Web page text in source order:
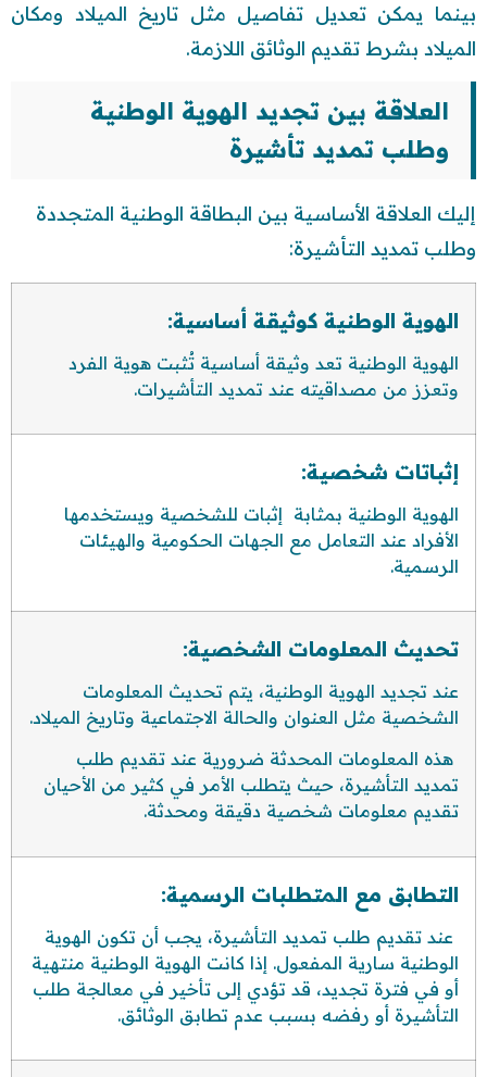
بينما يمكن تعديل تفاصيل مثل تاريخ الميلاد ومكان
الميلاد بشرط تقديم الوثائق اللازمة.
العلاقة بين تجديد الهوية الوطنية
وطلب تمديد تأشيرة
إليك العلاقة الأساسية بين البطاقة الوطنية المتجددة
وطلب تمديد التأشيرة:
الهوية الوطنية كوثيقة أساسية:
الهوية الوطنية تعد وثيقة أساسية تُثبت هوية الفرد
وتعزز من مصداقيته عند تمديد التأشيرات.
إثباتات شخصية:
الهوية الوطنية بمثابة إثبات للشخصية ويستخدمها
الأفراد عند التعامل مع الجهات الحكومية والهيئات
الرسمية.
تحديث المعلومات الشخصية:
عند تجديد الهوية الوطنية، يتم تحديث المعلومات
الشخصية مثل العنوان والحالة الاجتماعية وتاريخ الميلاد.
هذه المعلومات المحدثة ضرورية عند تقديم طلب
تمديد التأشيرة، حيث يتطلب الأمر في كثير من الأحيان
تقديم معلومات شخصية دقيقة ومحدثة.
التطابق مع المتطلبات الرسمية:
عند تقديم طلب تمديد التأشيرة، يجب أن تكون الهوية
الوطنية سارية المفعول. إذا كانت الهوية الوطنية منتهية
أو في فترة تجديد، قد تؤدي إلى تأخير في معالجة طلب
التأشيرة أو رفضه بسبب عدم تطابق الوثائق.